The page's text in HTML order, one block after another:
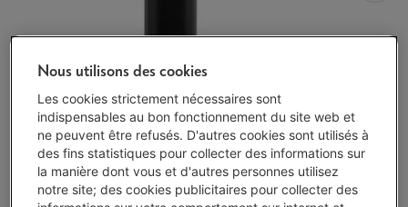
Nous utilisons des cookies
Les cookies strictement nécessaires sont
indispensables au bon fonctionnement du site web et
ne peuvent être refusés. D'autres cookies sont utilisés à
des fins statistiques pour collecter des informations sur
la manière dont vous et d'autres personnes utilisez
notre site; des cookies publicitaires pour collecter des